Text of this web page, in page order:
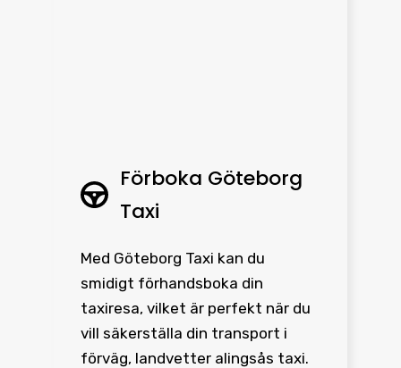
Förboka Göteborg
Taxi
Med Göteborg Taxi kan du
smidigt förhandsboka din
taxiresa, vilket är perfekt när du
vill säkerställa din transport i
förväg, landvetter alingsås taxi.